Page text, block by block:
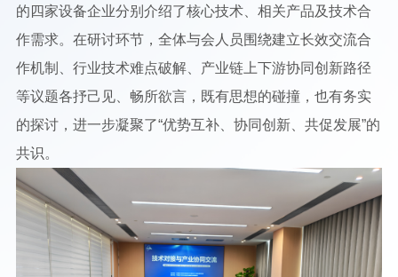
的四家设备企业分别介绍了核心技术、相关产品及技术合
作需求。在研讨环节，全体与会人员围绕建立长效交流合
作机制、行业技术难点破解、产业链上下游协同创新路径
等议题各抒己见、畅所欲言，既有思想的碰撞，也有务实
的探讨，进一步凝聚了“优势互补、协同创新、共促发展”的
共识。